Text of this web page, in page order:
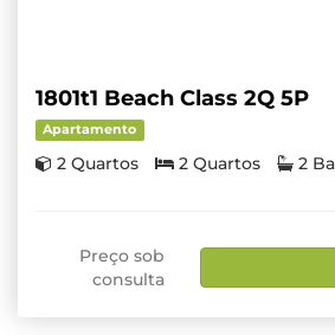
1801t1 Beach Class 2Q 5P
Apartamento
2 Quartos 2 Quartos 2
Preço sob
consulta